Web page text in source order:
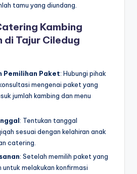
tamu yang diundang.
Kambing
di Tajur Ciledug
Pemilihan Paket: Hubungi pihak
mengenai paket yang
jumlah kambing dan menu
: Tentukan tanggal
sesuai dengan kelahiran anak
catering.
: Setelah memilih paket yang
untuk melakukan konfirmasi